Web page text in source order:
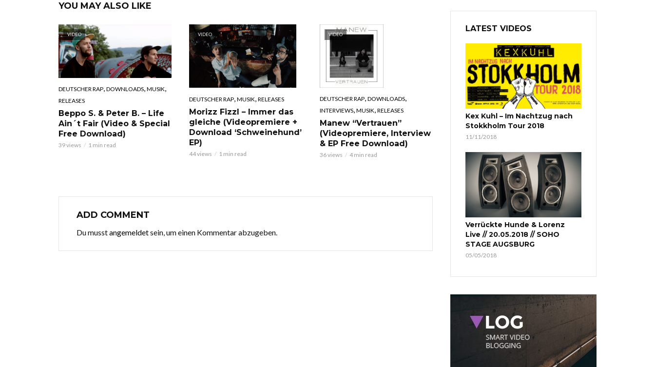
YOU MAY ALSO LIKE
VIDEO
DEUTSCHER RAP DOWNLOADS MUSIK
RELEASES
Beppo S. & Peter B. – Life
Ain´t Fair (Video & Special
Free Download)
39 views 1 min read
VIDEO
DEUTSCHER RAP, MUSIK RELEASES
Morizz Fizzl – Immer das
gleiche (Videopremiere +
Download ‘Schweinehund’
EP)
44 views 1 min read
VIDEO
DEUTSCHER RAP, DOWNLOADS,
INTERVIEWS, MUSIK, RELEASES
Manew “Vertrauen”
(Videopremiere, Interview
& EP Free Download)
36 views 4 min read
ADD COMMENT
Du musstangemeldetsein, um einen Kommentar abzugeben.
LATEST VIDEOS
Kex Kuhl – Im Nachtzug nach
Stokkholm Tour 2018
11/11/2018
Verrückte Hunde & Lorenz
Live // 20.05.2018 // SOHO
STAGE AUGSBURG
05/05/2018